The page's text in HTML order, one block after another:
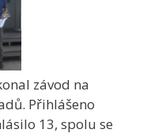
závod na
Přihlášeno
13, spolu se